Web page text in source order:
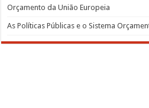
Orçamento da União Europeia
As Políticas Públicas e o Sistema